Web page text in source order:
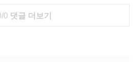
0 댓글 더보기